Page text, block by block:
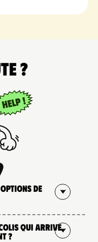
?
de
colis qui arrive
?